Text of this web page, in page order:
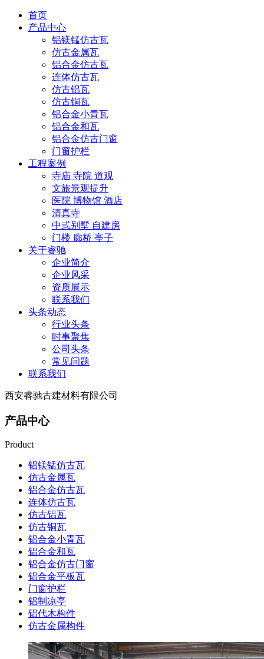
首页
产品中心
铝镁锰仿古瓦
仿古金属瓦
铝合金仿古瓦
连体仿古瓦
仿古铝瓦
仿古铜瓦
铝合金小青瓦
铝合金和瓦
铝合金仿古门窗
门窗护栏
工程案例
寺庙 寺院 道观
文旅景观提升
医院 博物馆 酒店
清真寺
中式别墅 自建房
门楼 廊桥 亭子
关于睿驰
企业简介
企业风采
资质展示
联系我们
头条动态
行业头条
时事聚焦
公司头条
常见问题
联系我们
西安睿驰古建材料有限公司
产品中心
Product
铝镁锰仿古瓦
仿古金属瓦
铝合金仿古瓦
连体仿古瓦
仿古铝瓦
仿古铜瓦
铝合金小青瓦
铝合金和瓦
铝合金仿古门窗
铝合金平板瓦
门窗护栏
铝制凉亭
铝代木构件
仿古金属构件